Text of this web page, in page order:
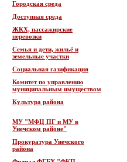
Городская среда
Доступная среда
ЖКХ, пассажирские
перевозки
Семья и дети, жильё и
земельные участки
Социальная газификация
Комитет по управлению
муниципальным имуществом
Культура района
МУ "МФЦ ПГ и МУ в
Унечском районе"
Прокуратура Унечского
района